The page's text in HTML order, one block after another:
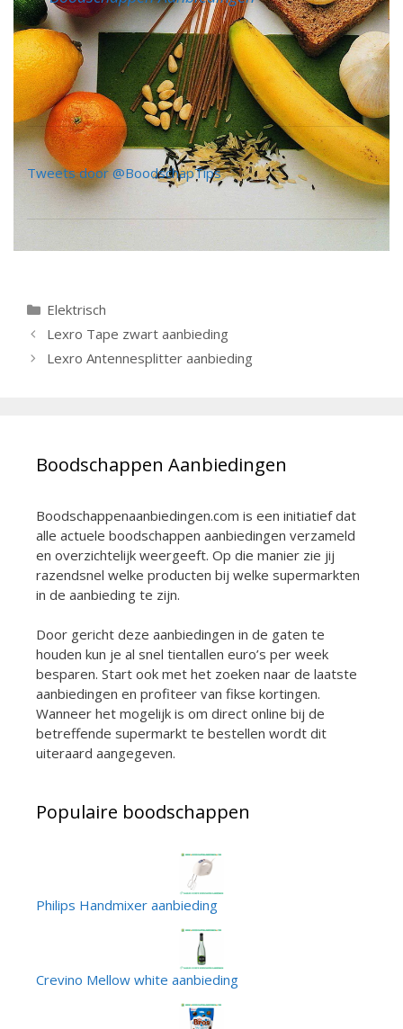
Tweets door @BoodschapTips
Categorieën
Elektrisch
Berichtnavigatie
Lexro Tape zwart aanbieding
Lexro Antennesplitter aanbieding
Boodschappen Aanbiedingen
Boodschappenaanbiedingen.com is een initiatief dat
alle actuele boodschappen aanbiedingen verzameld
en overzichtelijk weergeeft. Op die manier zie jij
razendsnel welke producten bij welke supermarkten
in de aanbieding te zijn.
Door gericht deze aanbiedingen in de gaten te
houden kun je al snel tientallen euro’s per week
besparen. Start ook met het zoeken naar de laatste
aanbiedingen en profiteer van fikse kortingen.
Wanneer het mogelijk is om direct online bij de
betreffende supermarkt te bestellen wordt dit
uiteraard aangegeven.
Populaire boodschappen
Philips Handmixer aanbieding
Crevino Mellow white aanbieding